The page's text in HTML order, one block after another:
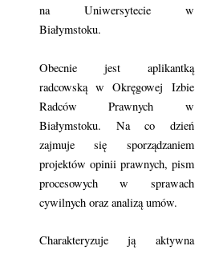
na Uniwersytecie w
Białymstoku.
Obecnie jest aplikantką
radcowską w Okręgowej Izbie
Radców Prawnych w
Białymstoku. Na co dzień
zajmuje się sporządzaniem
projektów opinii prawnych, pism
procesowych w sprawach
cywilnych oraz analizą umów.
Charakteryzuje ją aktywna